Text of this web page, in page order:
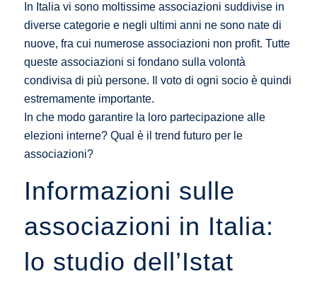
In Italia vi sono moltissime associazioni suddivise in
diverse categorie e negli ultimi anni ne sono nate di
nuove, fra cui numerose associazioni non profit. Tutte
queste associazioni si fondano sulla volontà
condivisa di più persone. Il voto di ogni socio è quindi
estremamente importante.
In che modo garantire la loro partecipazione alle
elezioni interne? Qual è il trend futuro per le
associazioni?
Informazioni sulle
associazioni in Italia:
lo studio dell’Istat